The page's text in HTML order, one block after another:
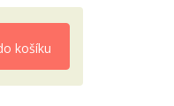
košíku